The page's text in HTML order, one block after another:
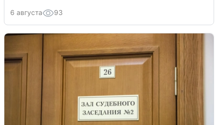
6 августа 93